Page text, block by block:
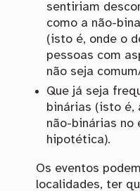
sentiriam
como a não-
(isto é, onde o
pessoas com
não seja
Que já seja
binárias (isto é,
não-binárias no
hipotética).
Os eventos
localidades, ter